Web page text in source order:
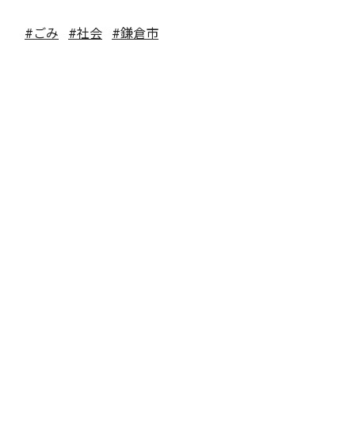
#ごみ #社会 #鎌倉市